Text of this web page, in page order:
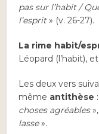
pas sur l’habit /
l’esprit» (v. 26-27).
La rime habit/
Léopard (l’habit),
Les deux vers
même antithèse
choses agréables
lasse».